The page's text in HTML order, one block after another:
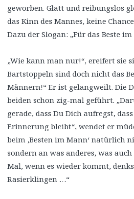
geworben. Glatt und reibungslos
das Kinn des Mannes, keine
Dazu der Slogan: „Für das Beste im
„Wie kann man nur!“, ereifert sie
Bartstoppeln sind doch nicht das
Männern!“ Er ist gelangweilt. Die
beiden schon zig-mal geführt.
gerade, dass Du Dich aufregst,
Erinnerung bleibt“, wendet er
beim ‚Besten im Mann‘ natürlich
sondern an was anderes, was
Mal, wenn es wieder kommt,
Rasierklingen …“